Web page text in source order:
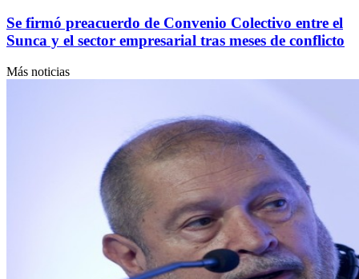
Se firmó preacuerdo de Convenio Colectivo entre el
Sunca y el sector empresarial tras meses de conflicto
Más noticias